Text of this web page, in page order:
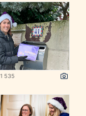
535